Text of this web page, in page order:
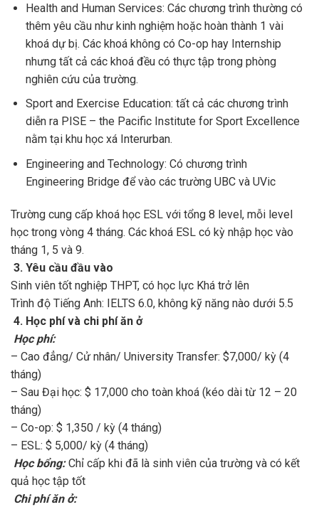
Health and Human Services: Các chương trình thường có
thêm yêu cầu như kinh nghiệm hoặc hoàn thành 1 vài
khoá dự bị. Các khoá không có Co-op hay Internship
nhưng tất cả các khoá đều có thực tập trong phòng
nghiên cứu của trường.
Sport and Exercise Education: tất cả các chương trình
diễn ra PISE – the Pacific Institute for Sport Excellence
nằm tại khu học xá Interurban.
Engineering and Technology: Có chương trình
Engineering Bridge để vào các trường UBC và UVic
Trường cung cấp khoá học ESL với tổng 8 level, mỗi level
học trong vòng 4 tháng. Các khoá ESL có kỳ nhập học vào
tháng 1, 5 và 9.
3. Yêu cầu đầu vào
Sinh viên tốt nghiệp THPT, có học lực Khá trở lên
Trình độ Tiếng Anh: IELTS 6.0, không kỹ năng nào dưới 5.5
4. Học phí và chi phí ăn ở
Học phí:
– Cao đẳng/ Cử nhân/ University Transfer: $7,000/ kỳ (4
tháng)
– Sau Đại học: $ 17,000 cho toàn khoá (kéo dài từ 12 – 20
tháng)
– Co-op: $ 1,350 / kỳ (4 tháng)
– ESL: $ 5,000/ kỳ (4 tháng)
Học bổng:Chỉ cấp khi đã là sinh viên của trường và có kết
quả học tập tốt
Chi phí ăn ở: